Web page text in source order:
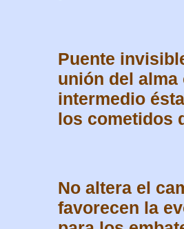
Puente
unión del
intermedio
los cometidos
No altera el
favorecen la